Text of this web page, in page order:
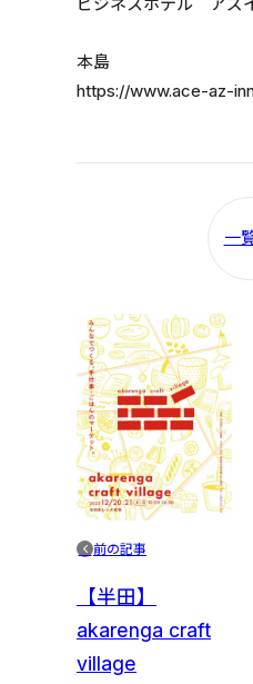
本島
https://www.ace-az-
前の記事
【半田】
akarenga craft
village
一